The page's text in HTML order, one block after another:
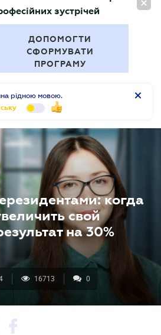
RU
межами звітності" Серія
ДОПОМОГТИ
СФОРМУВАТИ
ПРОГРАМУ
рідною мовою.
когда
свой
на 30%
16713 0